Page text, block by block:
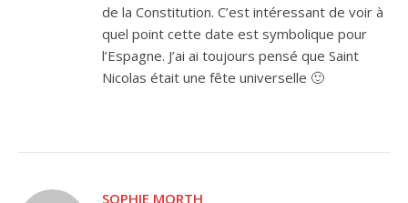
de la Constitution. C’est intéressant de voir à
quel point cette date est symbolique pour
l’Espagne. J’ai ai toujours pensé que Saint
Nicolas était une fête universelle 🙂
SOPHIE MORTH